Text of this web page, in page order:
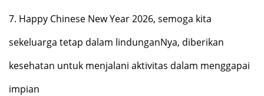
7. Happy Chinese New Year 2026, semoga kita
sekeluarga tetap dalam lindunganNya, diberikan
kesehatan untuk menjalani aktivitas dalam menggapai
impian